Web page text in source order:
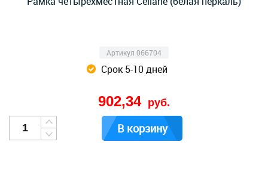
Артикул 066704
Срок 5-10 дней
902,34 руб.
В корзину